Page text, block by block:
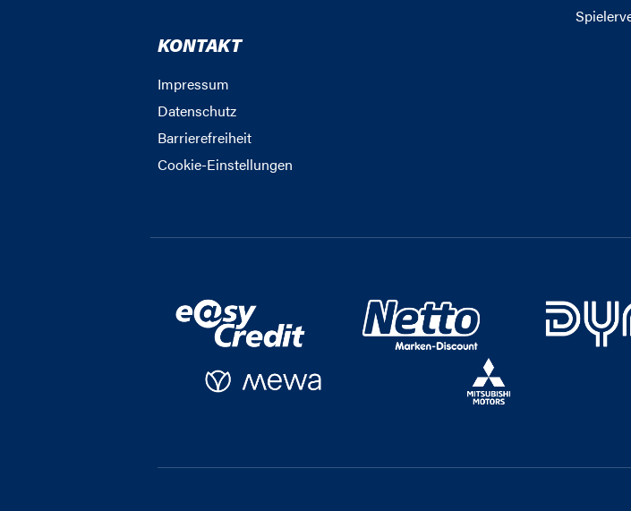
KONTAKT
Impressum
Datenschutz
Barrierefreiheit
Cookie-Einstellungen